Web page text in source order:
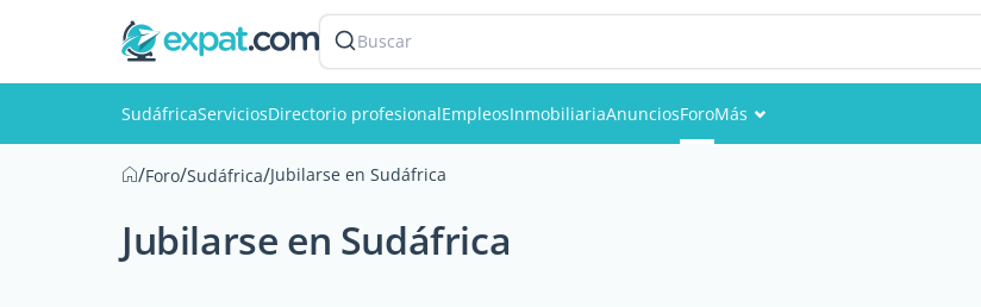
Buscar
SudáfricaServiciosDirectorio profesionalEmpleosInmobiliariaAnunciosForoMás
/Foro/Sudáfrica/Jubilarse en Sudáfrica
Jubilarse en Sudáfrica